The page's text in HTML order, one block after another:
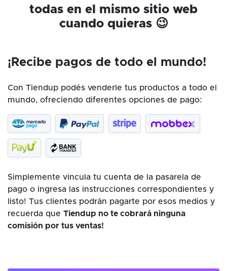
todas en el mismo sitio web
cuando quieras 😉
¡Recibe pagos de todo el mundo!
Con Tiendup podés venderle tus productos a todo el
mundo, ofreciendo diferentes opciones de pago:
Simplemente vincula tu cuenta de la pasarela de
pago o ingresa las instrucciones correspondientes y
listo! Tus clientes podrán pagarte por esos medios y
recuerda que Tiendup no te cobrará ninguna
comisión por tus ventas!